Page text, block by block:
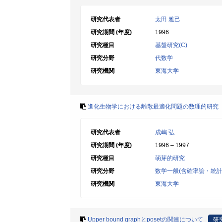
研究代表者
太田 雅己
研究期間 (年度)
1996
研究種目
基盤研究(C)
研究分野
代数学
研究機関
東海大学
進化生物学における離散最適化問題の数理的研究
研究代表者
成嶋 弘
研究期間 (年度)
1996 – 1997
研究種目
萌芽的研究
研究分野
数学一般(含確率論・統
研究機関
東海大学
Upper bound graphとposetの関連について 研